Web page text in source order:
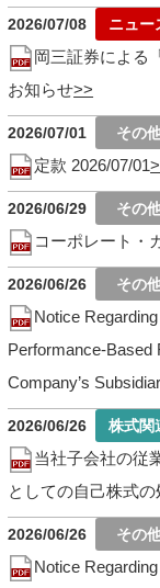
2026/07/08
岡三証券による
お知らせ
2026/07/01
定款 2026/07/01
2026/06/29
コーポレート・
2026/06/26
Notice
Performance-Based
Company’s
2026/06/26
当社子会社の従
としての自己株式
2026/06/26
Notice